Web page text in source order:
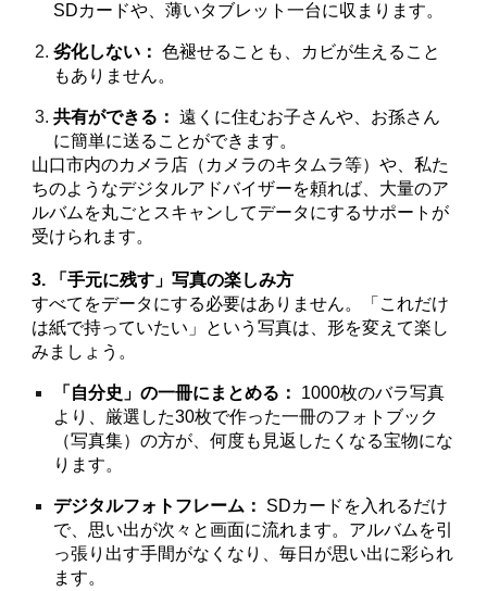
SDカードや、薄いタブレット一台に収まります。
劣化しない： 色褪せることも、カビが生えること
もありません。
共有ができる： 遠くに住むお子さんや、お孫さん
に簡単に送ることができます。
山口市内のカメラ店（カメラのキタムラ等）や、私た
ちのようなデジタルアドバイザーを頼れば、大量のア
ルバムを丸ごとスキャンしてデータにするサポートが
受けられます。
3. 「手元に残す」写真の楽しみ方
すべてをデータにする必要はありません。「これだけ
は紙で持っていたい」という写真は、形を変えて楽し
みましょう。
「自分史」の一冊にまとめる：
1000枚のバラ写真
より、厳選した30枚で作った一冊のフォトブック
（写真集）の方が、何度も見返したくなる宝物にな
ります。
デジタルフォトフレーム：
SDカードを入れるだけ
で、思い出が次々と画面に流れます。アルバムを引
っ張り出す手間がなくなり、毎日が思い出に彩られ
ます。